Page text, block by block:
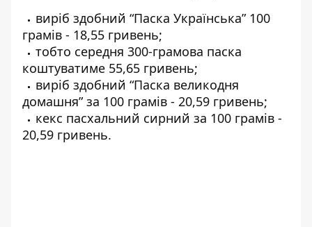
виріб здобний “Паска Українська” 100
грамів - 18,55 гривень;
тобто середня 300-грамова паска
коштуватиме 55,65 гривень;
виріб здобний “Паска великодня
домашня” за 100 грамів - 20,59 гривень;
кекс пасхальний сирний за 100 грамів -
20,59 гривень.